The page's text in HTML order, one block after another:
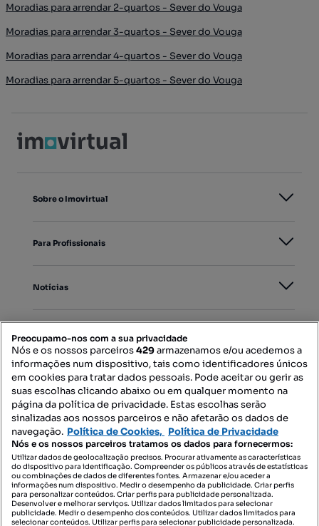
Moradias para arrendar 2-quartos - Sever do Vouga
Moradias para arrendar 3-quartos - Sever do Vouga
Moradias para arrendar 4-quartos - Sever do Vouga
Moradias para arrendar 5-quartos - Sever do Vouga
Sobre o Imovirtual
Para Profissionais
Notícias
Mapa do Site
Contacte-nos
SIGA-NOS:
Preocupamo-nos com a sua privacidade
Nós e os nossos parceiros429armazenamos e/ou acedemos a
informações num dispositivo, tais como identificadores únicos
em cookies para tratar dados pessoais. Pode aceitar ou gerir as
suas escolhas clicando abaixo ou em qualquer momento na
página da política de privacidade. Estas escolhas serão
sinalizadas aos nossos parceiros e não afetarão os dados de
navegação. Política de Cookies, Política de Privacidade
Nós e os nossos parceiros tratamos os dados para fornecermos:
Utilizar dados de geolocalização precisos. Procurar ativamente as características
do dispositivo para identificação. Compreender os públicos através de estatísticas
ou combinações de dados de diferentes fontes. Armazenar e/ou aceder a
informações num dispositivo. Medir o desempenho da publicidade. Criar perfis
para personalizar conteúdos. Criar perfis para publicidade personalizada.
Desenvolver e melhorar serviços. Utilizar dados limitados para selecionar
publicidade. Medir o desempenho dos conteúdos. Utilizar dados limitados para
selecionar conteúdos. Utilizar perfis para selecionar publicidade personalizada.